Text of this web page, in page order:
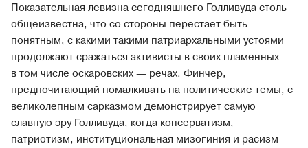
Показательная левизна сегодняшнего Голливуда столь
общеизвестна, что со стороны перестает быть
понятным, с какими такими патриархальными устоями
продолжают сражаться активисты в своих пламенных —
в том числе оскаровских — речах. Финчер,
предпочитающий помалкивать на политические темы, с
великолепным сарказмом демонстрирует самую
славную эру Голливуда, когда консерватизм,
патриотизм, институциональная мизогиния и расизм